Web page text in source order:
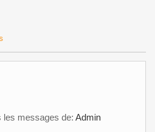
les messages de: Admin